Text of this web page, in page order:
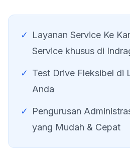
✓
Layanan Service Ke
Service khusus di
✓ Test Drive Fleksibel di
Anda
✓
Pengurusan
yang Mudah & Cepat